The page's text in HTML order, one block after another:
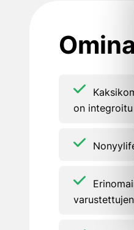
on